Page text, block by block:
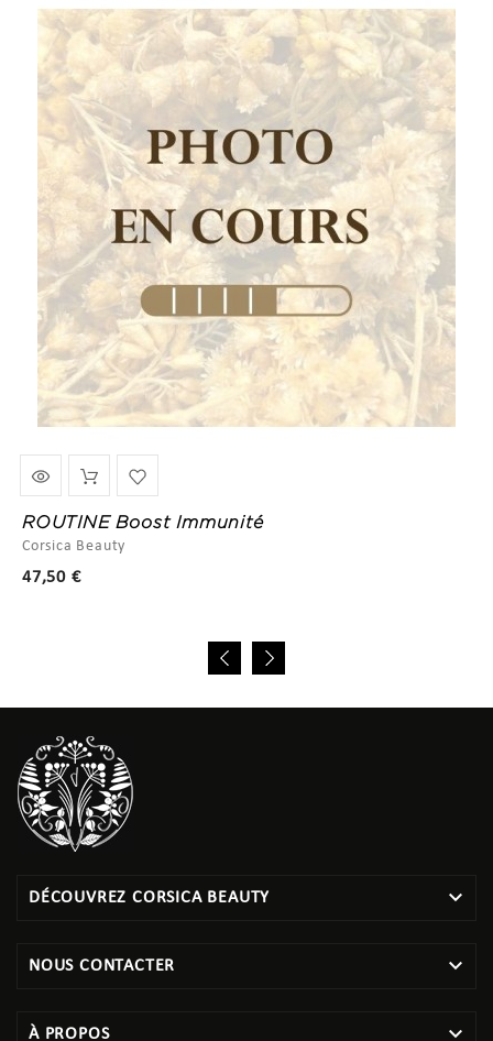
ROUTINE Boost Immunité
Corsica Beauty
47,50 €
DÉCOUVREZ CORSICA BEAUTY 
NOUS CONTACTER 
À PROPOS 